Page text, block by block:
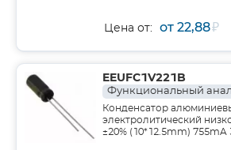
Цена от: от 22,88₽
EEUFC1V221B
Функциональный
Конденсатор
электролитический
±20% (10*12.5mm) 755mA